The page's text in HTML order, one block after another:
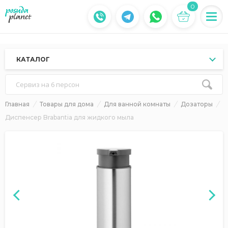
0
КАТАЛОГ
Сервиз на 6 персон
Главная Товары для дома Для ванной комнаты
Дозаторы
Диспенсер Brabantia для жидкого мыла